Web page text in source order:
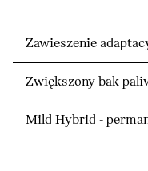
Zawieszenie
Zwiększony bak
Mild Hybrid -